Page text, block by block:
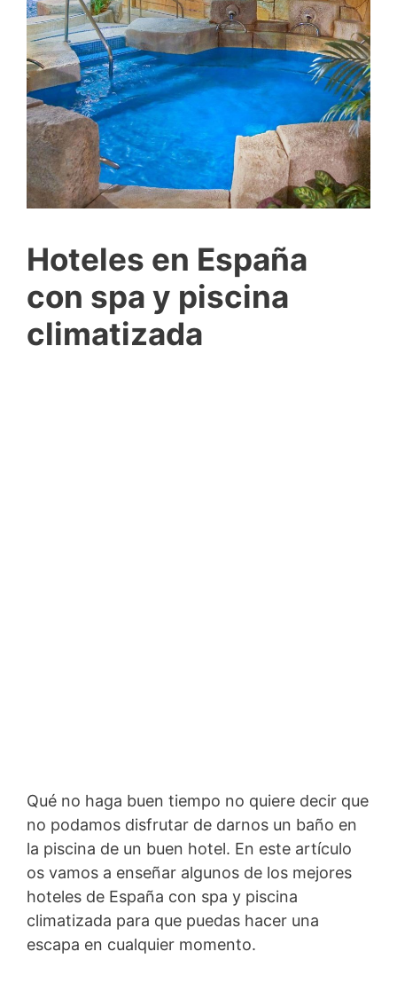
Hoteles en España
con spa y piscina
climatizada
Qué no haga buen tiempo no quiere decir que
no podamos disfrutar de darnos un baño en
la piscina de un buen hotel. En este artículo
os vamos a enseñar algunos de los mejores
hoteles de España con spa y piscina
climatizada para que puedas hacer una
escapa en cualquier momento.